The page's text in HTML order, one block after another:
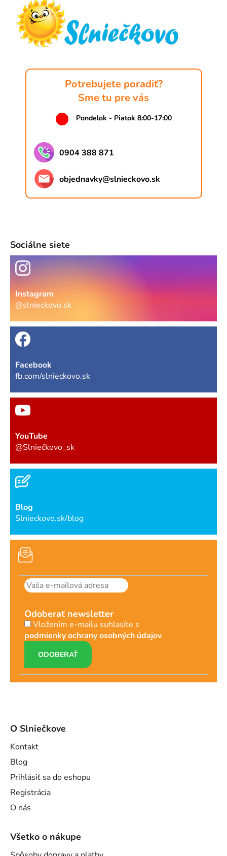
Potrebujete poradiť?
Sme tu pre vás
Pondelok - Piatok 8:00-17:00
0904 388 871
objednavky@slnieckovo.sk
Sociálne siete
Instagram
@slnieckovo.sk
Facebook
fb.com/slnieckovo.sk
YouTube
@Slniečkovo_sk
Blog
Slnieckovo.sk/blog
Odoberať newsletter
Vložením e-mailu suhlasíte s
podmienky ochrany osobných údajov
PRIHLÁSIŤ
SA
O Slniečkove
Kontakt
Blog
Prihlásiť sa do eshopu
Registrácia
O nás
Všetko o nákupe